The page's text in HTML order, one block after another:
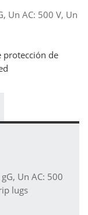
Un AC: 500 V, Un
protección de
Un AC: 500
lugs